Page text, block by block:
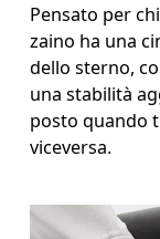
Pensato per
zaino ha una
dello sterno,
una stabilità
posto quando
viceversa.